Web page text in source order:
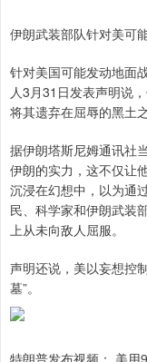
伊朗武装部队针对美可
针对美国可能发动地面
人3月31日发表声明说
将其遗弃在屈辱的黑土之
据伊朗塔斯尼姆通讯社
伊朗的实力，这不仅让
沉浸在幻想中，以为通
民、科学家和伊朗武装
上从未向敌人屈服。
声明还说，美以妄想控
墓”。
特朗普发布视频： 美用